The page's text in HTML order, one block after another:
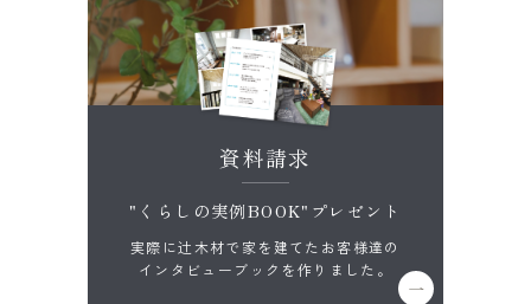
資料請求
"くらしの実例BOOK"プレゼント
実際に辻木材で家を建てたお客様達の
インタビューブックを作りました。